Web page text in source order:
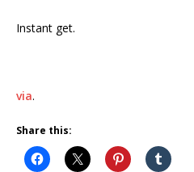
Instant get.
via.
Share this: